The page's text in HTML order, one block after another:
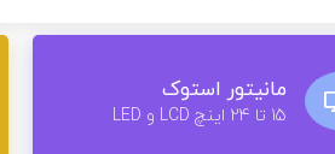
مانیتور استوک
15 تا 24 اینچ LCD و LED